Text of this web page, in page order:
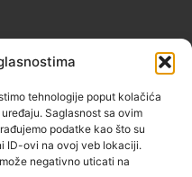
tehnologije poput kolačića
Saglasnost sa ovim
podatke kao što su
ID-ovi na ovoj veb lokaciji.
negativno uticati na
72000 ZENICA